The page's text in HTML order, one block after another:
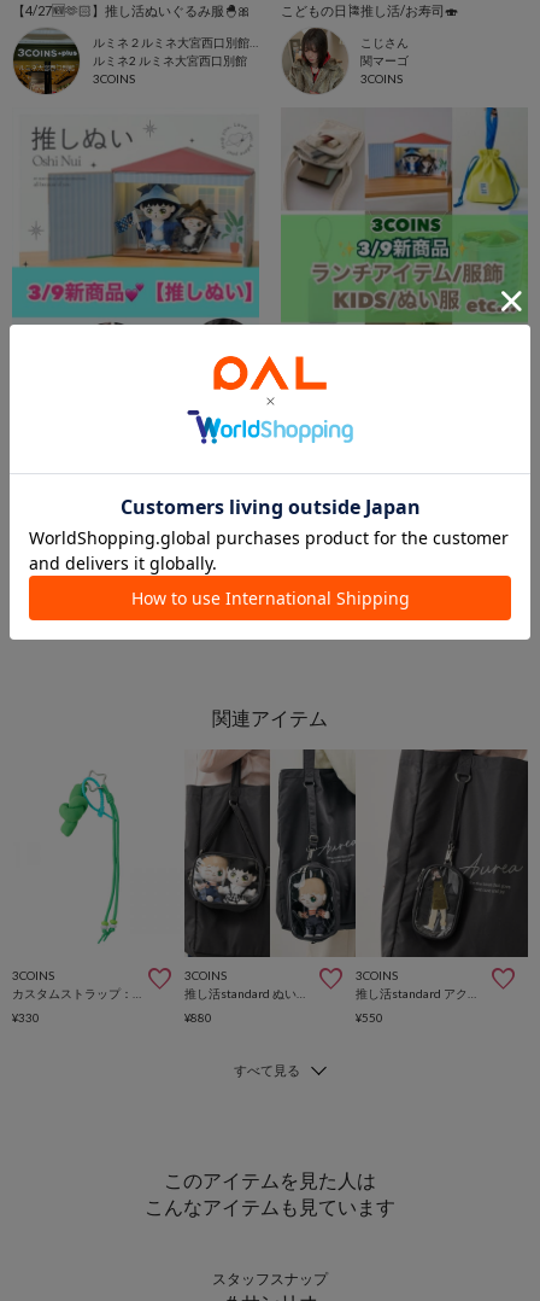
【4/27🆕🫶🏻】推し活ぬいぐるみ服🐣🎀
ルミネ２ルミネ大宮西口別館店
ルミネ2 ルミネ大宮西口別館
3COINS
こどもの日🎏推し活/お寿司🍣
こじさん
関マーゴ
3COINS
ららぽーと愛知東郷
2026.03.09
新越谷ヴァリエ店
3COINS
¥330
3COINS
¥880
3COINS
¥550
このアイテムを見た人は
こんなアイテムも見ています
スタッフスナップ